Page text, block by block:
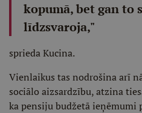
kopumā, bet gan to
līdzsvaroja,"
sprieda Kucina.
Vienlaikus tas nodrošina arī
sociālo aizsardzību, atzina
ka pensiju budžetā ieņēmumi